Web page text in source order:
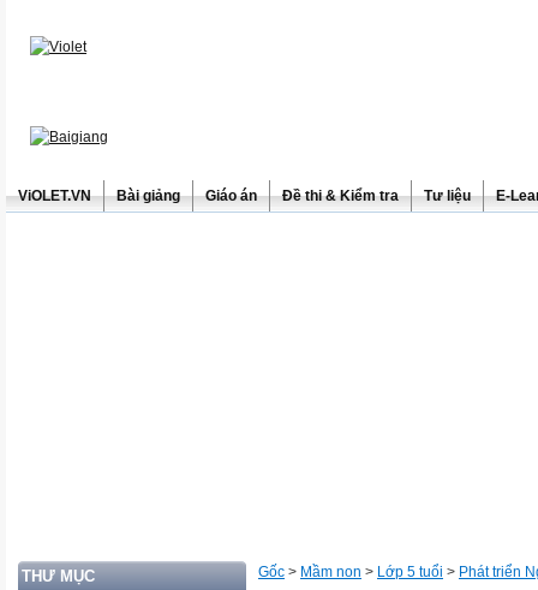
ViOLET.VN Bài giảng Giáo án Đề thi & Kiểm tra Tư liệu E-
THƯ MỤC Gốc > Mầm non > Lớp 5 tuổi > Phát triển